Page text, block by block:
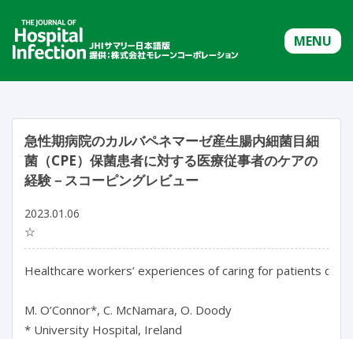
MENU
急性期病院のカルバペネマーゼ産生腸内細菌目細
菌（CPE）保菌患者に対する医療従事者のケアの
経験－スコーピングレビュー
2023.01.06
☆
Healthcare workers’ experiences of caring for patients
M. O’Connor*, C. McNamara, O. Doody
* University Hospital, Ireland